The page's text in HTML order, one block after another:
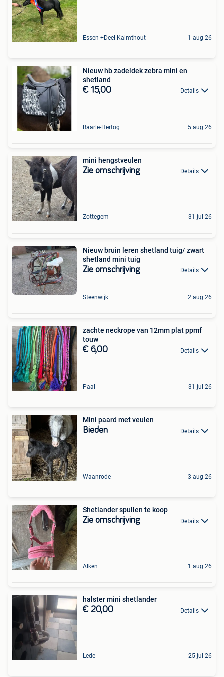
Essen +Deel Kalmthout 1 aug 26
Nieuw hb zadeldek zebra mini en
shetland
€ 15,00 Details
Baarle-Hertog 5 aug 26
mini hengstveulen
Zie omschrijving Details
Zottegem 31 jul 26
Nieuw bruin leren shetland tuig/ zwart
shetland mini tuig
Zie omschrijving Details
Steenwijk 2 aug 26
zachte neckrope van 12mm plat ppmf
touw
€ 6,00 Details
Paal 31 jul 26
Mini paard met veulen
Bieden Details
Waanrode 3 aug 26
Shetlander spullen te koop
Zie omschrijving Details
Alken 1 aug 26
halster mini shetlander
€ 20,00 Details
Lede 25 jul 26